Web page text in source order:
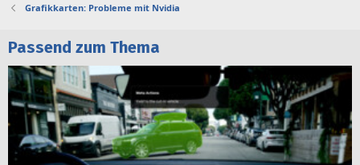
Grafikkarten: Probleme mit Nvidia
Passend zum Thema